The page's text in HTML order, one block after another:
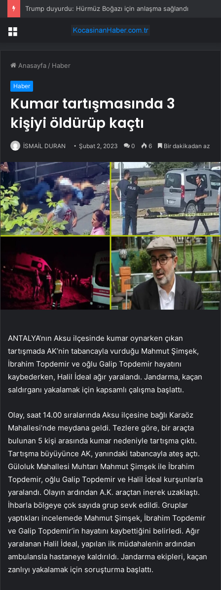
Trump duyurdu: Hürmüz Boğazı için anlaşma sağlandı
Menü
Anasayfa / Haber
Haber
Kumar tartışmasında 3
kişiyi öldürüp kaçtı
İSMAİL DURAN Şubat 2, 2023 0 6 Bir dakikadan az
ANTALYA’nın Aksu ilçesinde kumar oynarken çıkan
tartışmada AK’nin tabancayla vurduğu Mahmut Şimşek,
İbrahim Topdemir ve oğlu Galip Topdemir hayatını
kaybederken, Halil İdeal ağır yaralandı. Jandarma, kaçan
saldırganı yakalamak için kapsamlı çalışma başlattı.
Olay, saat 14.00 sıralarında Aksu ilçesine bağlı Karaöz
Mahallesi’nde meydana geldi. Tezlere göre, bir araçta
bulunan 5 kişi arasında kumar nedeniyle tartışma çıktı.
Tartışma büyüyünce AK, yanındaki tabancayla ateş açtı.
Güloluk Mahallesi Muhtarı Mahmut Şimşek ile İbrahim
Topdemir, oğlu Galip Topdemir ve Halil İdeal kurşunlarla
yaralandı. Olayın ardından A.K. araçtan inerek uzaklaştı.
İhbarla bölgeye çok sayıda grup sevk edildi. Gruplar
yaptıkları incelemede Mahmut Şimşek, İbrahim Topdemir
ve Galip Topdemir’in hayatını kaybettiğini belirledi. Ağır
yaralanan Halil İdeal, yapılan ilk müdahalenin ardından
ambulansla hastaneye kaldırıldı. Jandarma ekipleri, kaçan
zanlıyı yakalamak için soruşturma başlattı.